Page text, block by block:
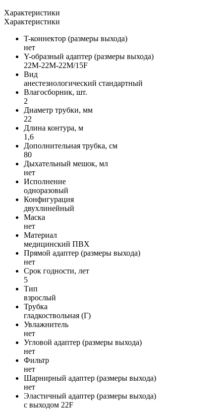
Характеристики
Характеристики
T-коннектор (размеры выхода)
нет
Y-образный адаптер (размеры выхода)
22M-22M-22M/15F
Вид
анестезиологический стандартный
Влагосборник, шт.
2
Диаметр трубки, мм
22
Длина контура, м
1,6
Дополнительная трубка, см
80
Дыхательный мешок, мл
нет
Исполнение
одноразовый
Конфигурация
двухлинейный
Маска
нет
Материал
медицинский ПВХ
Прямой адаптер (размеры выхода)
нет
Срок годности, лет
5
Тип
взрослый
Трубка
гладкоствольная (Г)
Увлажнитель
нет
Угловой адаптер (размеры выхода)
нет
Фильтр
нет
Шарнирный адаптер (размеры выхода)
нет
Эластичный адаптер (размеры выхода)
с выходом 22F